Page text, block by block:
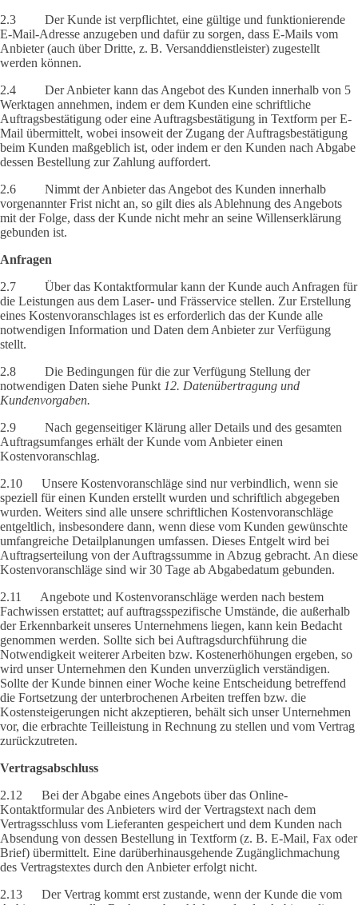
2.3 Der Kunde ist verpflichtet, eine gültige und funktionierende
E-Mail-Adresse anzugeben und dafür zu sorgen, dass E-Mails vom
Anbieter (auch über Dritte, z. B. Versanddienstleister) zugestellt
werden können.
2.4 Der Anbieter kann das Angebot des Kunden innerhalb von 5
Werktagen annehmen, indem er dem Kunden eine schriftliche
Auftragsbestätigung oder eine Auftragsbestätigung in Textform per E-
Mail übermittelt, wobei insoweit der Zugang der Auftragsbestätigung
beim Kunden maßgeblich ist, oder indem er den Kunden nach Abgabe
dessen Bestellung zur Zahlung auffordert.
2.6 Nimmt der Anbieter das Angebot des Kunden innerhalb
vorgenannter Frist nicht an, so gilt dies als Ablehnung des Angebots
mit der Folge, dass der Kunde nicht mehr an seine Willenserklärung
gebunden ist.
Anfragen
2.7 Über das Kontaktformular kann der Kunde auch Anfragen für
die Leistungen aus dem Laser- und Frässervice stellen. Zur Erstellung
eines Kostenvoranschlages ist es erforderlich das der Kunde alle
notwendigen Information und Daten dem Anbieter zur Verfügung
stellt.
2.8 Die Bedingungen für die zur Verfügung Stellung der
notwendigen Daten siehe Punkt 12. Datenübertragung und
Kundenvorgaben.
2.9 Nach gegenseitiger Klärung aller Details und des gesamten
Auftragsumfanges erhält der Kunde vom Anbieter einen
Kostenvoranschlag.
2.10 Unsere Kostenvoranschläge sind nur verbindlich, wenn sie
speziell für einen Kunden erstellt wurden und schriftlich abgegeben
wurden. Weiters sind alle unsere schriftlichen Kostenvoranschläge
entgeltlich, insbesondere dann, wenn diese vom Kunden gewünschte
umfangreiche Detailplanungen umfassen. Dieses Entgelt wird bei
Auftragserteilung von der Auftragssumme in Abzug gebracht. An diese
Kostenvoranschläge sind wir 30 Tage ab Abgabedatum gebunden.
2.11 Angebote und Kostenvoranschläge werden nach bestem
Fachwissen erstattet; auf auftragsspezifische Umstände, die außerhalb
der Erkennbarkeit unseres Unternehmens liegen, kann kein Bedacht
genommen werden. Sollte sich bei Auftragsdurchführung die
Notwendigkeit weiterer Arbeiten bzw. Kostenerhöhungen ergeben, so
wird unser Unternehmen den Kunden unverzüglich verständigen.
Sollte der Kunde binnen einer Woche keine Entscheidung betreffend
die Fortsetzung der unterbrochenen Arbeiten treffen bzw. die
Kostensteigerungen nicht akzeptieren, behält sich unser Unternehmen
vor, die erbrachte Teilleistung in Rechnung zu stellen und vom Vertrag
zurückzutreten.
Vertragsabschluss
2.12 Bei der Abgabe eines Angebots über das Online-
Kontaktformular des Anbieters wird der Vertragstext nach dem
Vertragsschluss vom Lieferanten gespeichert und dem Kunden nach
Absendung von dessen Bestellung in Textform (z. B. E-Mail, Fax oder
Brief) übermittelt. Eine darüberhinausgehende Zugänglichmachung
des Vertragstextes durch den Anbieter erfolgt nicht.
2.13 Der Vertrag kommt erst zustande, wenn der Kunde die vom